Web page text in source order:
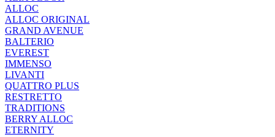
ALLOC
ALLOC ORIGINAL
GRAND AVENUE
BALTERIO
EVEREST
IMMENSO
LIVANTI
QUATTRO PLUS
RESTRETTO
TRADITIONS
BERRY ALLOC
ETERNITY